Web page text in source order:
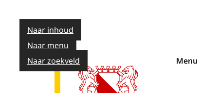
Naar inhoud
Naar menu
Naar zoekveld
Menu